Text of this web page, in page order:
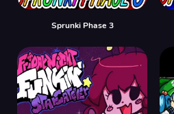
Sprunki Phase 3